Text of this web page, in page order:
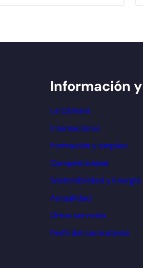
Información
La Cámara
Internacional
Formación y empleo
Competitividad
Sostenibilidad y Energía
Actualidad
Otros servicios
Perfil del contratante